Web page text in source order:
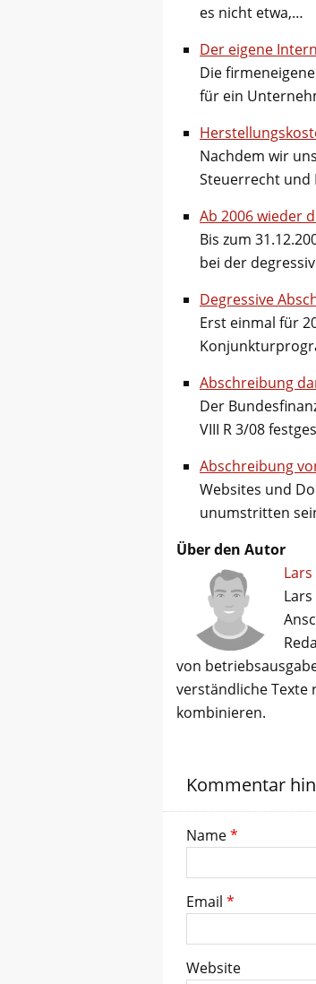
es nicht etwa,…
Der eigene
Die
für ein
Nachdem wir
Steuerrecht und
Ab 2006 wieder
Bis zum
bei der
Degressive
Erst einmal für
Abschreibung
Der
VIII R 3/08
Abschreibung
Websites und
unumstritten
Über den Autor
Lars
von
verständliche Texte
kombinieren.
Kommentar
Name*
Email *
Website